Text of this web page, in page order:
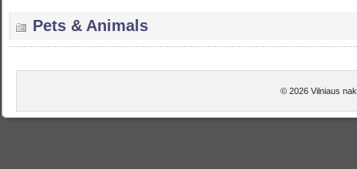
Pets & Animals
© 2026 Vilniaus